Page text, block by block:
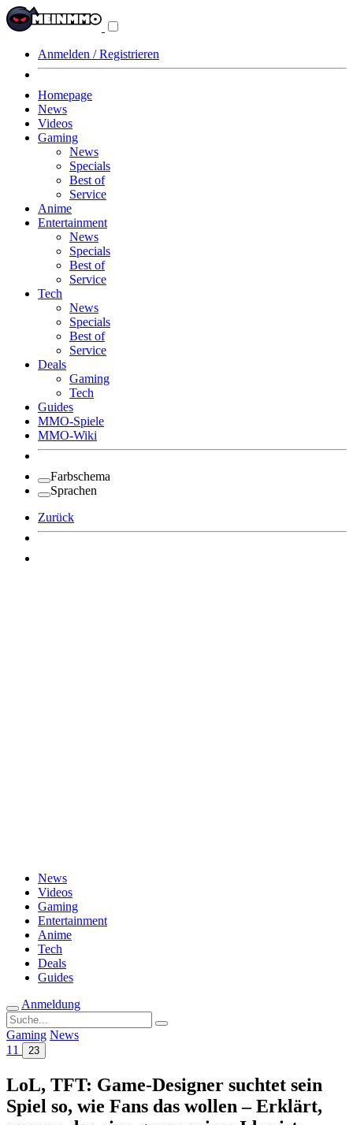
Anmelden / Registrieren
Homepage
News
Videos
Gaming
News
Specials
Best of
Service
Anime
Entertainment
News
Specials
Best of
Service
Tech
News
Specials
Best of
Service
Deals
Gaming
Tech
Guides
MMO-Spiele
MMO-Wiki
Farbschema
Sprachen
Zurück
News
Videos
Gaming
Entertainment
Anime
Tech
Deals
Guides
Anmeldung
Suche
nach:
Gaming News
11
23
LoL, TFT: Game-Designer suchtet sein
Spiel so, wie Fans das wollen – Erklärt,